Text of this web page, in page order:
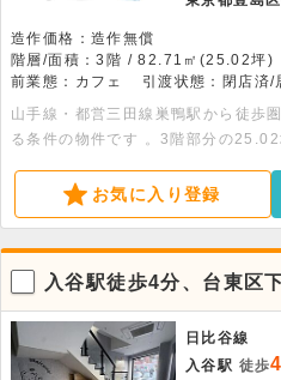
造作価格：造作無償
階層/面積：3階 / 82.71㎡(25.02坪)
前業態：カフェ
引渡状態：閉店済/
山手線・都営三田線巣鴨駅から徒歩
る条件の物件です 。3階部分の
セスも良好な物件です。詳細につき
お気に入り登録
入谷駅徒歩4分、台東区
から2階の貸店舗
日比谷線
入谷駅 徒歩4